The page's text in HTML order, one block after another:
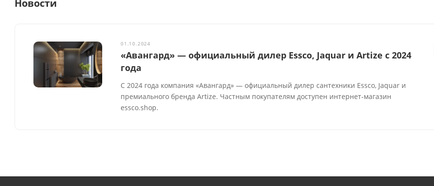
Новости
01.10.2024
«Авангард» — официальный дилер Essco, Jaquar и Artize с 2024
года
С 2024 года компания «Авангард» — официальный дилер сантехники Essco, Jaquar и
премиального бренда Artize. Частным покупателям доступен интернет-магазин
essco.shop.